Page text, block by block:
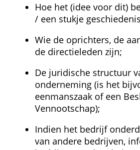
Hoe het (idee voor dit)
/ een stukje
Wie de oprichters, de
de directieleden zijn;
De juridische structuur
onderneming (is het
eenmanszaak of een
Vennootschap);
Indien het bedrijf
van andere bedrijven,